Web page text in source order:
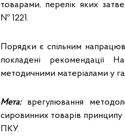
товарами, перелік яких
№ 1221.
Порядки є спільним
покладені рекомендації
методичними матеріалами у
Мета:врегулювання
сировинних товарів принципу
ПКУ.